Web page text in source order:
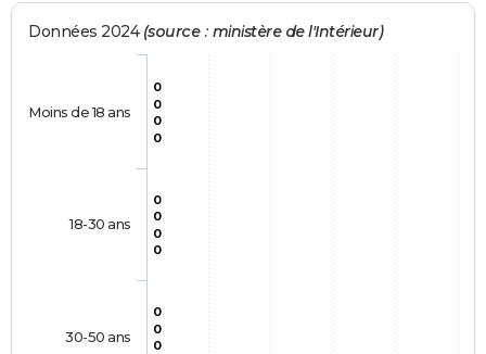
Données 2024 (source : ministère de l'Intérieur)
0
0
0
0
0
0
0
0
0
0
0
Moins de 18 ans
18-30 ans
30-50 ans